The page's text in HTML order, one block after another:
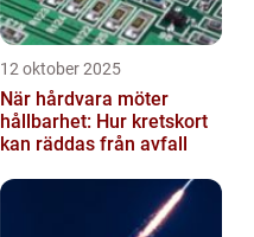
12 oktober 2025
När hårdvara möter
hållbarhet: Hur kretskort
kan räddas från avfall